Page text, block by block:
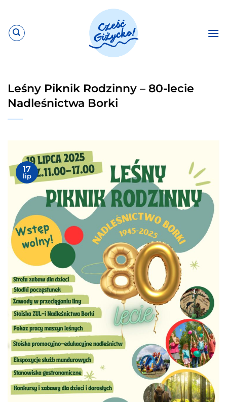
zawartości
Leśny Piknik Rodzinny – 80-lecie
Nadleśnictwa Borki
17
lip